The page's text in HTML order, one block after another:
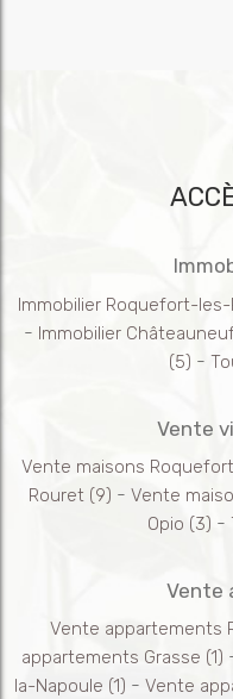
Immobilier Roquefort-les-
- Immobilier
(5) -
Vente
Vente maisons
Rouret(9) - Vente
Opio (3) -
Vente
Vente appartements
appartements Grasse (1)
la-Napoule (1) - Vente